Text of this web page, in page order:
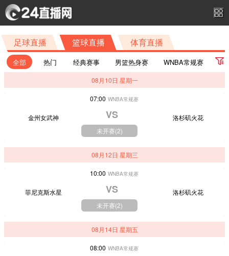
足球直播 篮球直播 体育直播
全部 热门 经典赛事 男篮热身赛
WNBA常规赛
CBA夏季联赛
CBA夏季联赛库尔勒站
CBA夏季联赛库尔勒站三、四名决赛
CBA夏季联赛库尔勒站决赛
U18男篮亚洲杯
亚洲大学生篮球联赛半决赛
FIBA-Open3x3内蒙古站day1
FIBA-Open3x3内蒙古站day2
08月10日 星期一
07:00 WNBA常规赛
金州女武神 洛杉矶火花
VS
未开赛(2)
08月12日 星期三
10:00 WNBA常规赛
菲尼克斯水星 洛杉矶火花
VS
未开赛(2)
08月14日 星期五
08:00 WNBA常规赛